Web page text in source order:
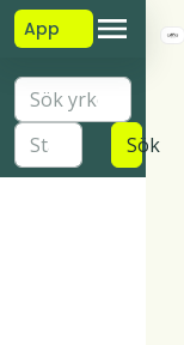
App
Sök